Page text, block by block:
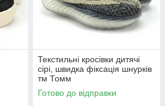
Текстильні кросівки дитячі
сірі, швидка фіксація шнурків
тм Томм
Готово до відправки